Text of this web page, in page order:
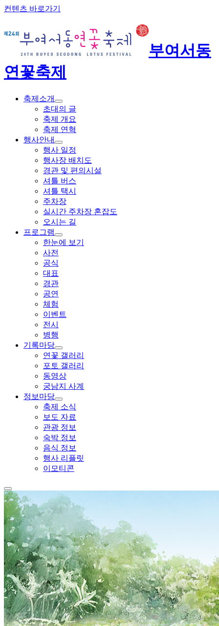
컨텐츠 바로가기
부여서동
연꽃축제
축제소개
초대의 글
축제 개요
축제 연혁
행사안내
행사 일정
행사장 배치도
경관 및 편의시설
셔틀 버스
셔틀 택시
주차장
실시간 주차장 혼잡도
오시는 길
프로그램
한눈에 보기
사전
공식
대표
경관
공연
체험
이벤트
전시
병행
기록마당
연꽃 갤러리
포토 갤러리
동영상
궁남지 사계
정보마당
축제 소식
보도 자료
관광 정보
숙박 정보
음식 정보
행사 리플릿
이모티콘